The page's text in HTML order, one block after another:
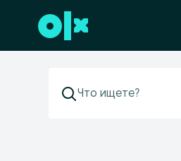
Перейти к нижнему колонтитулу